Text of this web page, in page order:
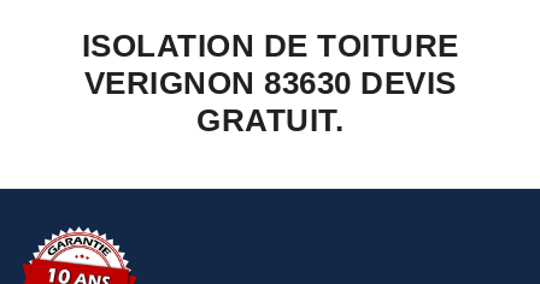
ISOLATION DE TOITURE
VERIGNON 83630 DEVIS
GRATUIT.